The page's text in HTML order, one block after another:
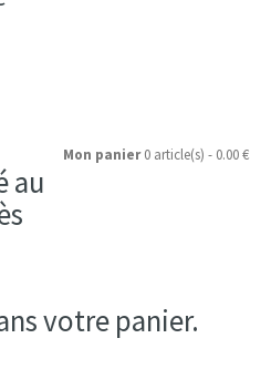
Mon panier 0 article(s) - 0.00 €
au
votre panier.